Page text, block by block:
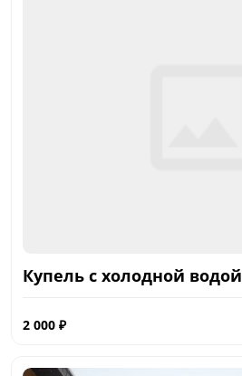
Купель с холодной водой
2 000 ₽